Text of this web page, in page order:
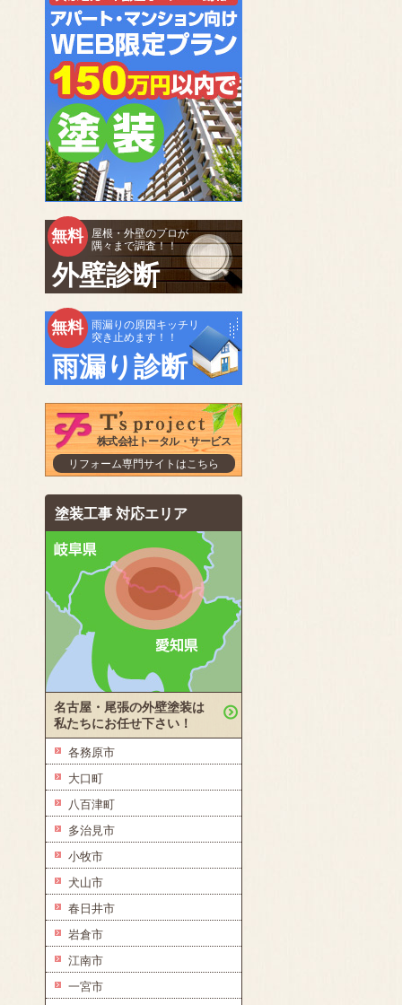
無料
屋根・外壁のプロが
隅々まで調査！！
外壁診断
無料
雨漏りの原因キッチリ
突き止めます！！
雨漏り診断
株式会社トータル・サービス
リフォーム専門サイトはこちら
塗装工事 対応エリア
名古屋・尾張の外壁塗装は
私たちにお任せ下さい！
各務原市
大口町
八百津町
多治見市
小牧市
犬山市
春日井市
岩倉市
江南市
一宮市